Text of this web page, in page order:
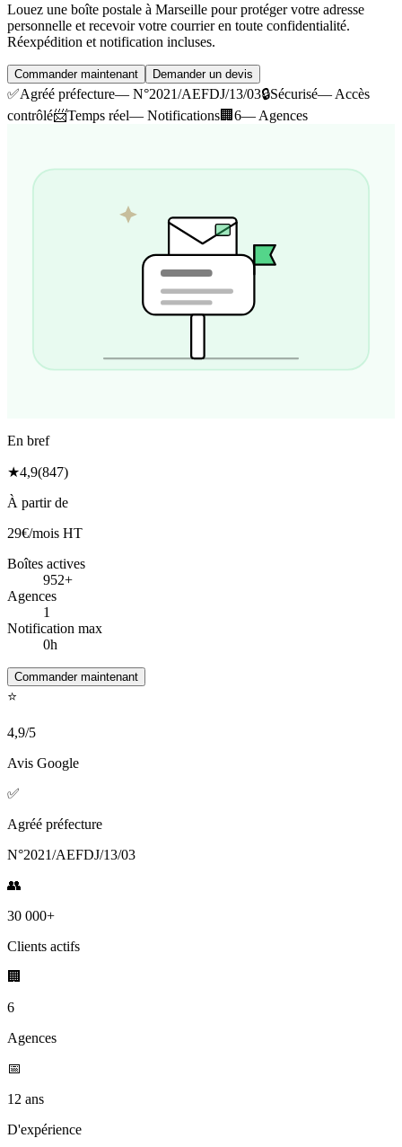
Louez une boîte postale à Marseille pour protéger votre adresse
personnelle et recevoir votre courrier en toute confidentialité.
Réexpédition et notification incluses.
Commander maintenant Demander un devis
✅Agréé préfecture— N°2021/AEFDJ/13/03🔒Sécurisé— Accès
contrôlé📨Temps réel— Notifications🏢 6— Agences
En bref
★4,9(847)
À partir de
29€/mois HT
Boîtes actives
952+
Agences
1
Notification max
0h
Commander maintenant
⭐
4,9/5
Avis Google
✅
Agréé préfecture
N°2021/AEFDJ/13/03
👥
30 000+
Clients actifs
🏢
6
Agences
📅
12 ans
D'expérience